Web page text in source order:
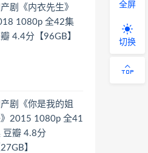
产剧《内衣先生》
1080p 全42集
4.4分【96GB】
产剧《你是我的姐
2015 1080p 全41
豆瓣 4.8分
27GB】
全屏
切换